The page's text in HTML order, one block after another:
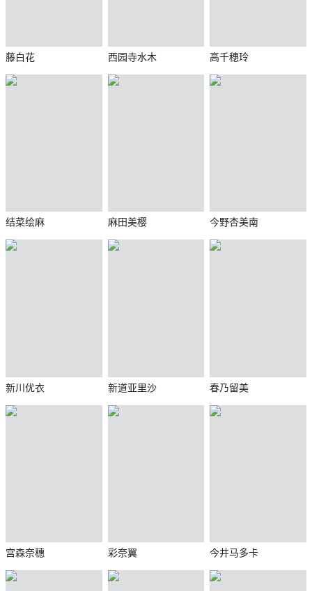
藤白花 西园寺水木 高千穗玲
结菜绘麻 麻田美樱 今野杏美南
新川优衣 新道亚里沙 春乃留美
宫森奈穗 彩奈翼 今井马多卡